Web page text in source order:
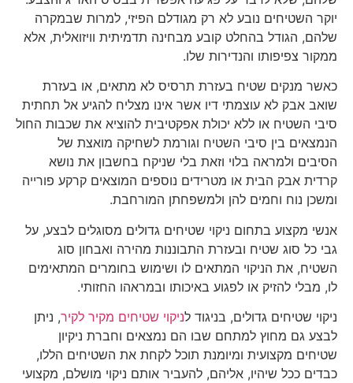
יוקר השטיחים נובע לא רק מגודלם הפיזי, למרות שבמקרה
שלהם, הגודל בהחלט קובע מבחינה תדמיתית וויזואלית, אלא
ממקור צפיפותו והנדירות שלו.
כאשר מנקים שטיח בעזרת תרסיס לא מתאים, או בעזרת
שואב אבק לא עוצמתי דיו אשר אינו מצליח להגיע אל תחתית
סיבי השטיח או ללא יכולת אפקטיבית להוציא את שכבות החול
הנמצאים בין סיבי השטיח וגורמת לשחיקה מואצת של
הסיבים ולמראה בלוי וזאת בלי שניקח בחשבון את נושא
קרדית אבק הבית או מטרידים נוספים המוצאים קרקע פורייה
ומשכן נוח וחמים להן ולמשפחתן המורחבת.
אנשי מקצוע בתחום ניקוי שטיחים גדולים מסוגלים לבצע, על
גבי כל סוג שטיח ובעזרת התבוננות מהירה ואבחון סוג
השטיח, את הניקוי המתאים לו ושימוש בחומרים המתאימים
לו, מבלי להזיק או לפגוע באיכותו ובמראהו החזותי.
ניקוי שטיחים גדולים, בניגוד לניקוי שטיחים מקיר לקיר, ניתן
לבצע גם מחוץ למתחם שבו הם נמצאים וחברת ניקיון
שטיחים מקצועית ומיומנת תוכל לקחת את השטיחים הללו,
כבדים ככל שיהיו, אליהם, להעביר אותם ניקוי מושלם, מקצועי